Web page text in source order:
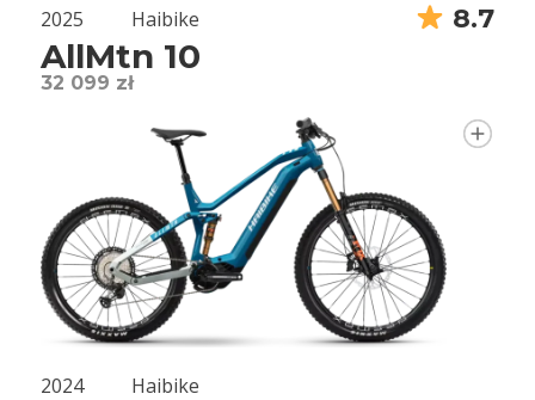
2025 Haibike 8.7
AllMtn 10
32 099 zł
2024 Haibike